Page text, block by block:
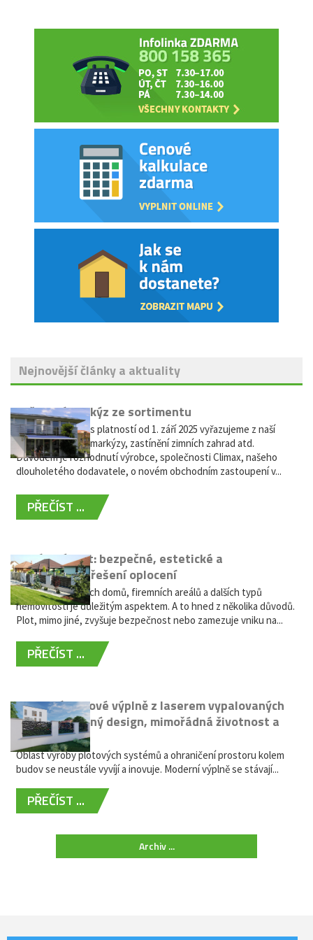
Nejnovější články a aktuality
Vyřazení markýz ze sortimentu
Vážení zákazníci, s platností od 1. září 2025 vyřazujeme z naší
nabídky výsuvné markýzy, zastínění zimních zahrad atd.
Důvodem je rozhodnutí výrobce, společnosti Climax, našeho
dlouholetého dodavatele, o novém obchodním zastoupení v...
PŘEČÍST ...
Hliníkový plot: bezpečné, estetické a
bezúdržbové řešení oplocení
Oplocení rodinných domů, firemních areálů a dalších typů
nemovitostí je důležitým aspektem. A to hned z několika důvodů.
Plot, mimo jiné, zvyšuje bezpečnost nebo zamezuje vniku na...
PŘEČÍST ...
Moderní plotové výplně z laserem vypalovaných
kovů: výjimečný design, mimořádná životnost a
žádná údržba
Oblast výroby plotových systémů a ohraničení prostoru kolem
budov se neustále vyvíjí a inovuje. Moderní výplně se stávají...
PŘEČÍST ...
Archiv ...